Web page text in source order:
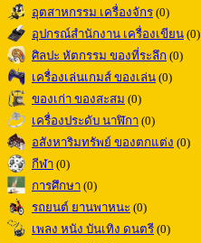
อุตสาหกรรม เครื่องจักร (0)
อุปกรณ์สำนักงาน เครื่องเขียน (0)
ศิลปะ หัตกรรม ของที่ระลึก (0)
เครื่องเล่นเกมส์ ของเล่น (0)
ของเก่า ของสะสม (0)
เครื่องประดับ นาฬิกา (0)
อสังหาริมทรัพย์ ของตกแต่ง (0)
กีฬา (0)
การศึกษา (0)
รถยนต์ ยานพาหนะ (0)
เพลง หนัง บันเทิง ดนตรี (0)